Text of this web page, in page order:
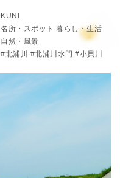
KUNI
名所・スポット 暮らし・生活
自然・風景
北浦川
北浦川水門 小貝川